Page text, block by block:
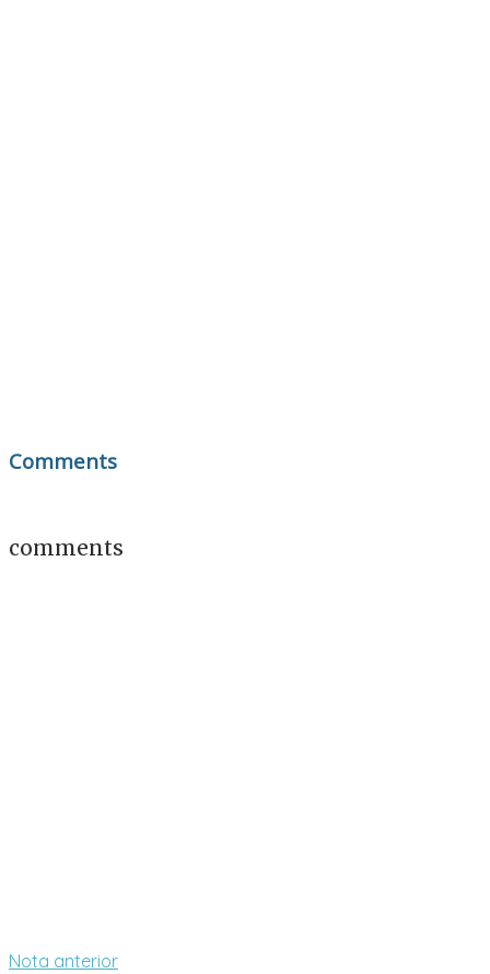
Comments
comments
Nota anterior